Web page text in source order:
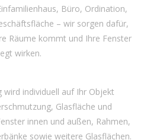
Büro, Ordination,
– wir sorgen dafür,
Räume kommt und Ihre Fenster
wirken.
wird individuell auf Ihr Objekt
Glasfläche und
innen und außen, Rahmen,
sowie weitere Glasflächen.